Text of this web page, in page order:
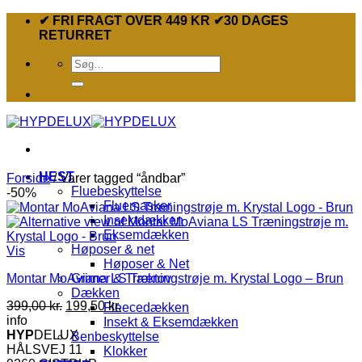
Fortsæt✔ FRI FRAGT OVER 449 KR ✔30 DAGES
RETURRET
Søg
efter:
HEST
Fluebeskyttelse
Fluemasker
Insektdækken
Eksemdækken
Høposer & net
Høposer & Net
Grimer & Træktov
Dækken
Fleecedækken
Insekt & Eksemdækken
Benbeskyttelse
Klokker
Forside /Varer tagged “åndbar”
-50%
Vis
Montar MoAviana LS Træningstrøje m. Krystal Logo – Brun
399,00kr. Den
oprindelige
pris
var:
199,50kr.Den
aktuelle
pris
er:
info
HYPDELUX
HÅLSVEJ 11